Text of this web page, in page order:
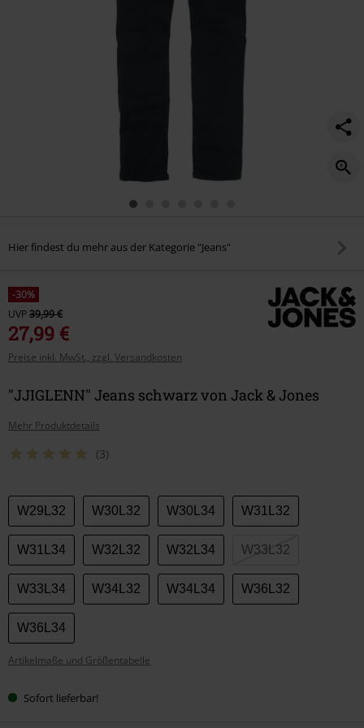
Hier findest du mehr aus der Kategorie "Jeans"
-30%
UVP39,99 €
27,99 €
Preise inkl. MwSt., zzgl. Versandkosten
"JJIGLENN" Jeans schwarz von Jack & Jones
Mehr Produktdetails
(3)
Wähle
deine
Größe
W29L32 W30L32 W30L34 W31L32
W31L34 W32L32 W32L34 W33L32
W33L34 W34L32 W34L34 W36L32
W36L34
Artikelmaße und Größentabelle
Sofort lieferbar!